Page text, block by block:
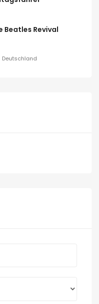
Beatles Revival
Deutschland